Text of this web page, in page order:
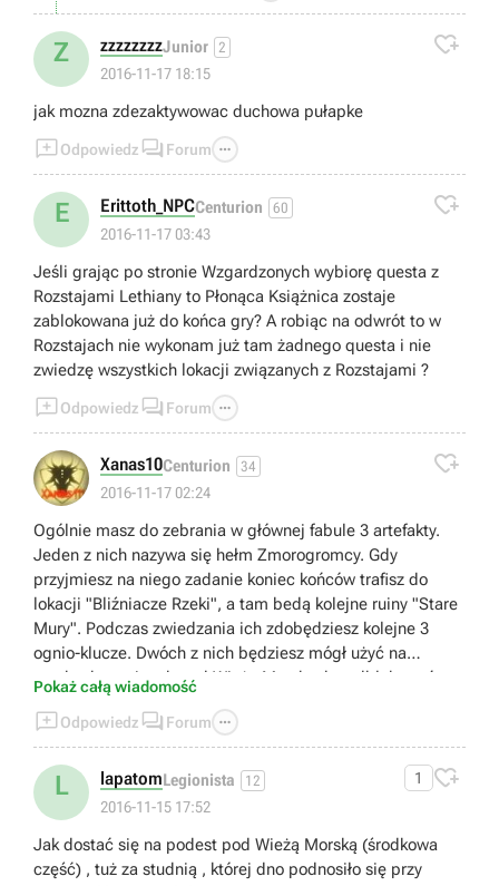
@Xanas - ja nikogo nie zdradziłem - trzymałem się
cały czas jednych - więc może dlatego.
Z zzzzzzzzJunior 2
2016-11-17 18:15

jak mozna zdezaktywowac duchowa pułapke
Odpowiedz  Forum 
E Erittoth_NPCCenturion 60
2016-11-17 03:43

Jeśli grając po stronie Wzgardzonych wybiorę questa z
Rozstajami Lethiany to Płonąca Książnica zostaje
zablokowana już do końca gry? A robiąc na odwrót to w
Rozstajach nie wykonam już tam żadnego questa i nie
zwiedzę wszystkich lokacji związanych z Rozstajami ?
Odpowiedz  Forum 
Xanas10Centurion 34
2016-11-17 02:24

Ogólnie masz do zebrania w głównej fabule 3 artefakty.
Jeden z nich nazywa się hełm Zmorogromcy. Gdy
przyjmiesz na niego zadanie koniec końców trafisz do
lokacji "Bliźniacze Rzeki", a tam bedą kolejne ruiny "Stare
Mury". Podczas zwiedzania ich zdobędziesz kolejne 3
ognio-klucze. Dwóch z nich będziesz mógł użyć na
zamkach w ruinach pod Wieżą Morską, by odblokować
skarby. :) Mam nadzieję że pomogłem :)
Pokaż całą wiadomość
Odpowiedz  Forum 
L lapatomLegionista 12
2016-11-15 17:52
1 
Jak dostać się na podest pod Wieżą Morską (środkowa
część) , tuż za studnią , której dno podnosiło się przy